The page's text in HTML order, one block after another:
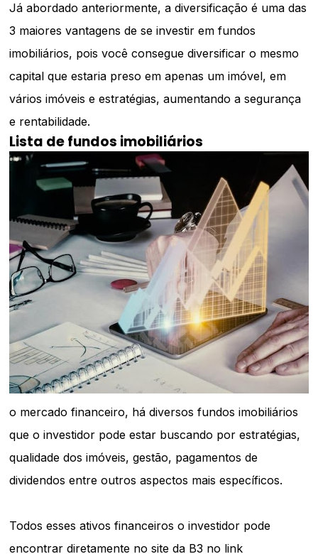
Já abordado anteriormente, a diversificação é uma das
3 maiores vantagens de se investir em fundos
imobiliários, pois você consegue diversificar o mesmo
capital que estaria preso em apenas um imóvel, em
vários imóveis e estratégias, aumentando a segurança
e rentabilidade.
Lista de fundos imobiliários
o mercado financeiro, há diversos fundos imobiliários
que o investidor pode estar buscando por estratégias,
qualidade dos imóveis, gestão, pagamentos de
dividendos entre outros aspectos mais específicos.
Todos esses ativos financeiros o investidor pode
encontrar diretamente no site da B3 no link